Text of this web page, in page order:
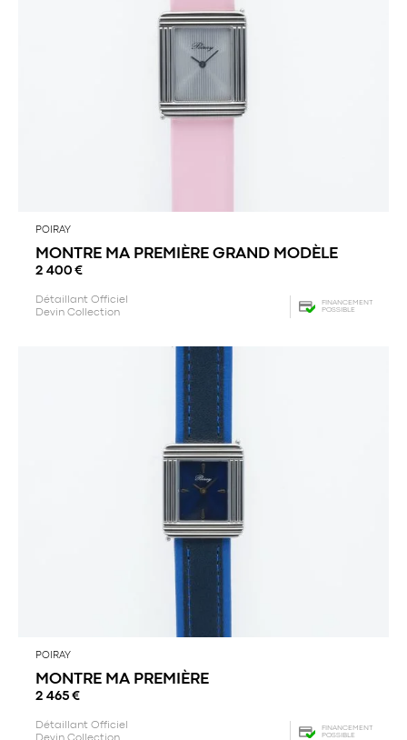
POIRAY
MONTRE MA PREMIÈRE GRAND MODÈLE
2 400 €
Détaillant Officiel
Devin Collection
FINANCEMENT
POSSIBLE
POIRAY
MONTRE MA PREMIÈRE
2 465 €
Détaillant Officiel
FINANCEMENT
POSSIBLE